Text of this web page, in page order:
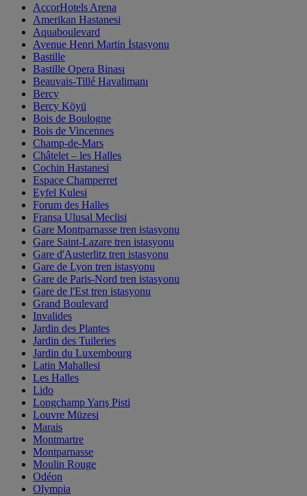
AccorHotels Arena
Amerikan Hastanesi
Aquaboulevard
Avenue Henri Martin İstasyonu
Bastille
Bastille Opera Binası
Beauvais-Tillé Havalimanı
Bercy
Bercy Köyü
Bois de Boulogne
Bois de Vincennes
Champ-de-Mars
Châtelet – les Halles
Cochin Hastanesi
Espace Champerret
Eyfel Kulesi
Forum des Halles
Fransa Ulusal Meclisi
Gare Montparnasse tren istasyonu
Gare Saint-Lazare tren istasyonu
Gare d'Austerlitz tren istasyonu
Gare de Lyon tren istasyonu
Gare de Paris-Nord tren istasyonu
Gare de l'Est tren istasyonu
Grand Boulevard
Invalides
Jardin des Plantes
Jardin des Tuileries
Jardin du Luxembourg
Latin Mahallesi
Les Halles
Lido
Longchamp Yarış Pisti
Louvre Müzesi
Marais
Montmartre
Montparnasse
Moulin Rouge
Odéon
Olympia